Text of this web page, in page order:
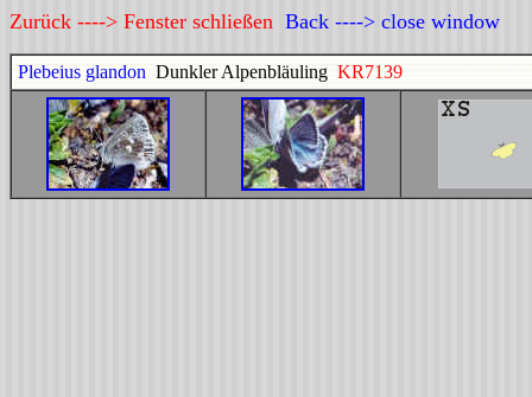
Zurück ----> Fenster schließen Back ----> close window
Plebeius glandon Dunkler Alpenbläuling KR7139